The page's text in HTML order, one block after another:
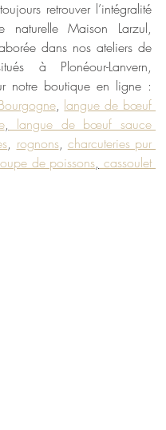
retrouver l’intégralité
naturelle Maison Larzul,
dans nos ateliers de
à Plonéour-Lanvern,
, langue de bœuf
, langue de bœuf sauce
, rognons, charcuteries pur
de poissons, cassoulet